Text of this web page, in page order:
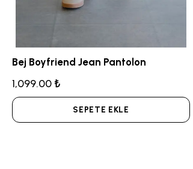
Bej Boyfriend Jean Pantolon
1,099.00 ₺
SEPETE EKLE